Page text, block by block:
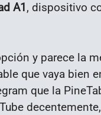
A1, dispositivo
y parece la
que vaya bien
que la